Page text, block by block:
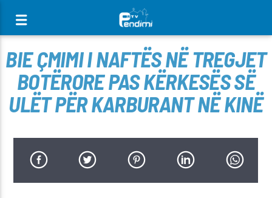
BIE ÇMIMI I NAFTËS NË TREGJET
BOTËRORE PAS KËRKESËS SË
ULËT PËR KARBURANT NË KINË